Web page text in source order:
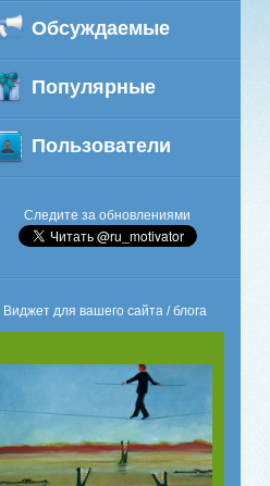
Обсуждаемые
Популярные
Пользователи
Следите за обновлениями
Виджет для вашего сайта / блога